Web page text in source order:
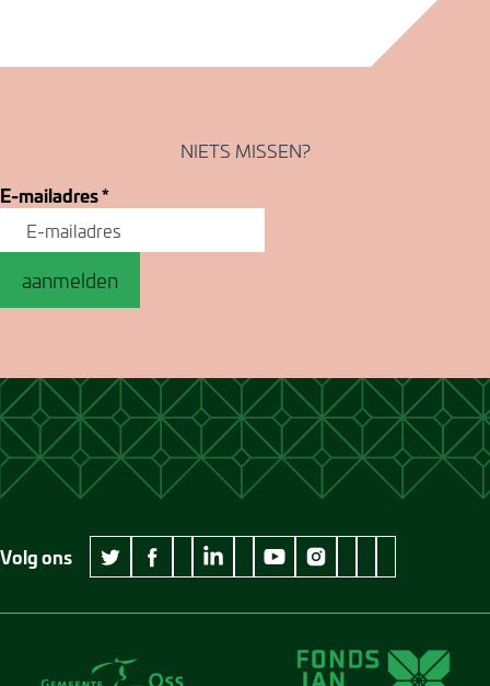
NIETS MISSEN?
E-mailadres*
aanmelden
Volg ons
twitter Museum Jan Cunen
facebook Museum Jan Cunen
wikipedia Museum Jan Cunen
linkedin Museum Jan Cunen
googleplus Museum Jan Cunen
youtube Museum Jan Cunen
instagram Museum